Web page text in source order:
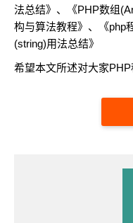
法总结》、《PHP数组
构与算法教程》、《php
(string)用法总结》
希望本文所述对大家PHP